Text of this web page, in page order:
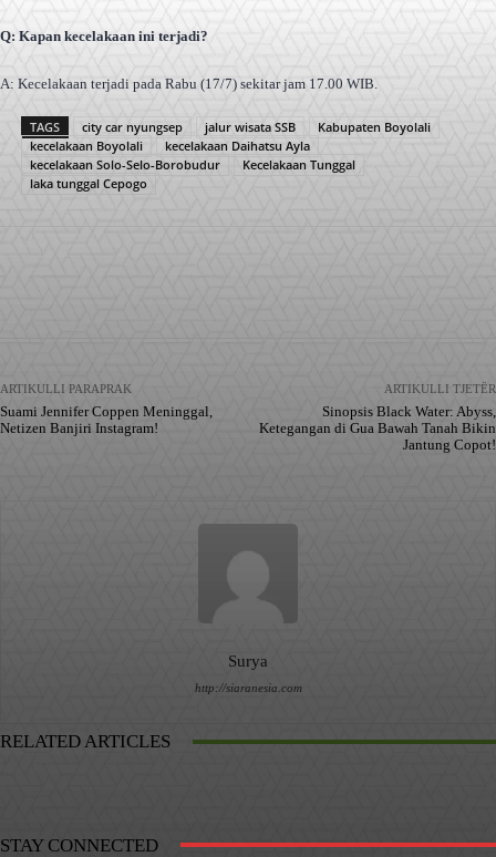
Q: Kapan kecelakaan ini terjadi?
A: Kecelakaan terjadi pada Rabu (17/7) sekitar jam 17.00 WIB.
TAGS city car nyungsep jalur wisata SSB
Kabupaten Boyolali
kecelakaan Boyolali
kecelakaan Daihatsu Ayla
kecelakaan Solo-Selo-Borobudur
Kecelakaan Tunggal
laka tunggal Cepogo
ARTIKULLI PARAPRAK
Suami Jennifer Coppen Meninggal,
Netizen Banjiri Instagram!
ARTIKULLI TJETËR
Sinopsis Black Water: Abyss,
Ketegangan di Gua Bawah Tanah Bikin
Jantung Copot!
Surya
http://siaranesia.com
RELATED ARTICLES
STAY CONNECTED